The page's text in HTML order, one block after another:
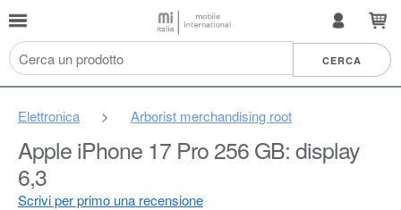
Elettronica > Arborist merchandising root
Apple iPhone 17 Pro 256 GB: display
6,3
Scrivi per primo una recensione